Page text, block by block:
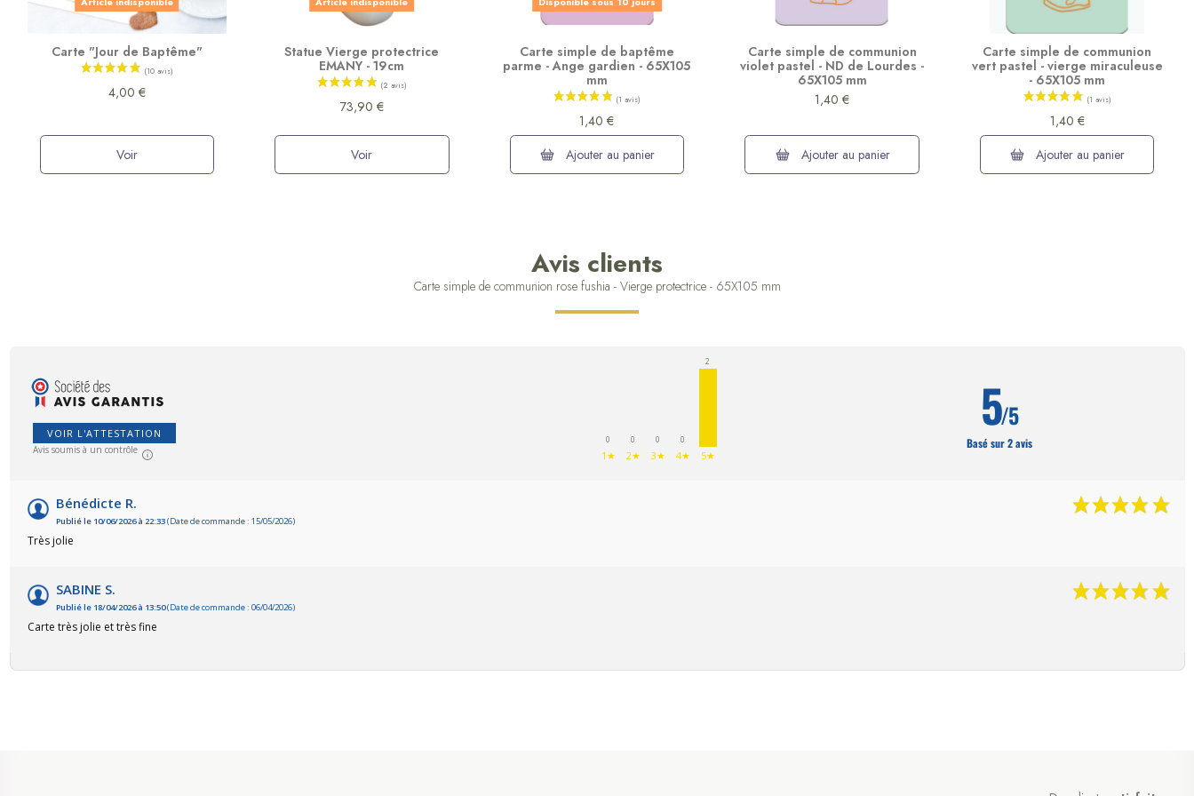
Carte "Jour de Baptême"
4,00 €
Voir
Statue Vierge protectrice
EMANY - 19cm
73,90 €
Voir
Carte simple de baptême
parme - Ange gardien - 65X105
mm
1,40 €
Ajouter au panier
Carte simple de communion
violet pastel - ND de Lourdes -
65X105 mm
1,40 €
Ajouter au panier
Carte simple de communion
vert pastel - vierge miraculeuse
- 65X105 mm
1,40 €
Ajouter au panier
Avis clients
Carte simple de communion rose fushia - Vierge protectrice - 65X105 mm
VOIR L'ATTESTATION
Avis soumis à un contrôle
0
1★
0
2★
0
3★
0
4★
2
5★
5/5
Basé sur 2 avis
Bénédicte R.
Publié le 10/06/2026 à 22:33(Date de commande : 15/05/2026)
Très jolie
SABINE S.
Publié le 18/04/2026 à 13:50(Date de commande : 06/04/2026)
Carte très jolie et très fine